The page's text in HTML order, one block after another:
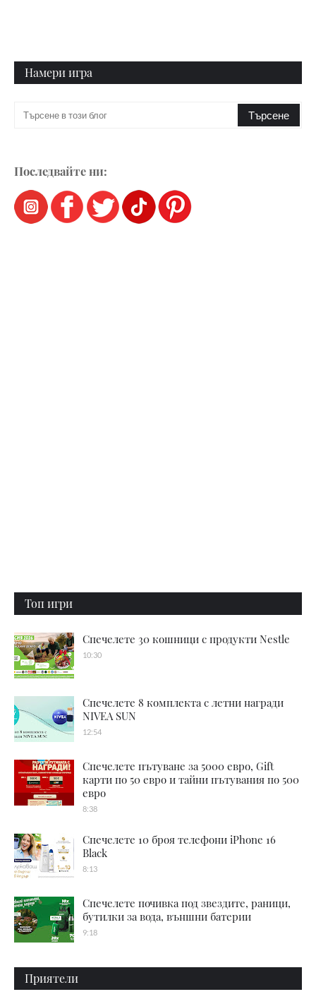
Намери игра
Последвайте ни:
Топ игри
Спечелете 30 кошници с продукти Nestle
10:30
Спечелете 8 комплекта с летни награди
NIVEA SUN
12:54
Спечелете пътуване за 5000 евро, Gift
карти по 50 евро и тайни пътувания по 500
евро
8:38
Спечелете 10 броя телефони iPhone 16
Black
8:13
Спечелете почивка под звездите, раници,
бутилки за вода, външни батерии
9:18
Приятели